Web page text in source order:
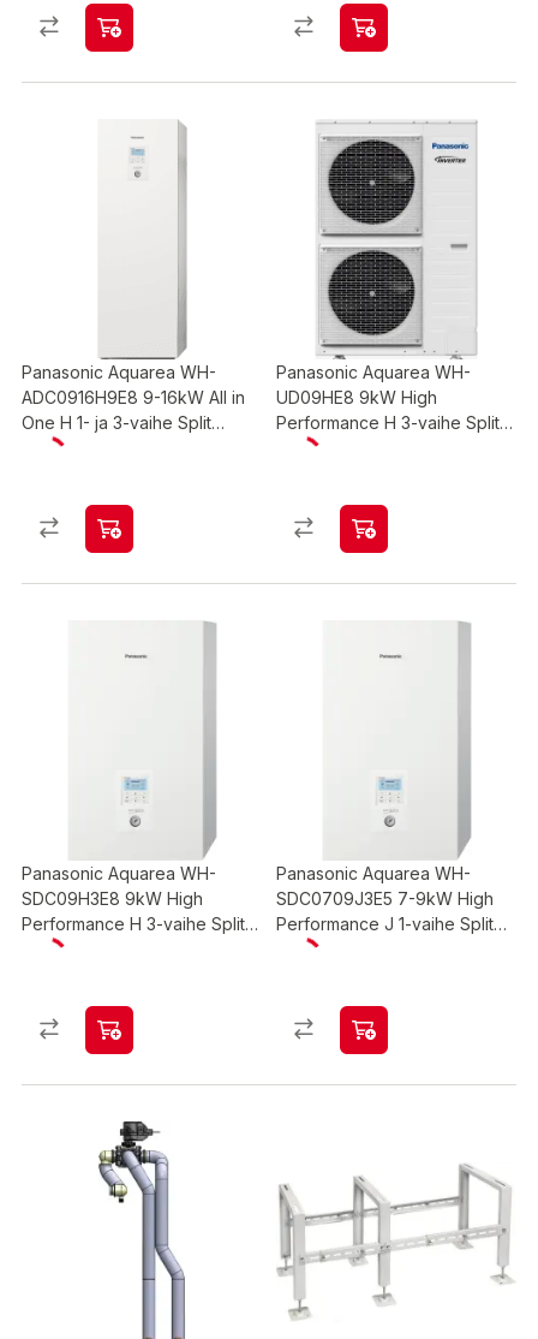
Panasonic Aquarea WH-
ADC0916H9E8 9-16kW All in
One H 1- ja 3-vaihe Split
ilmavesilämpöpumppu 185L
Panasonic Aquarea WH-
UD09HE8 9kW High
Performance H 3-vaihe Split
ilmavesilämpöpumppu
Panasonic Aquarea WH-
SDC09H3E8 9kW High
Performance H 3-vaihe Split
ilmavesilämpöpumppu Bi-Bloc
Panasonic Aquarea WH-
SDC0709J3E5 7-9kW High
Performance J 1-vaihe Split
ilmavesilämpöpumppu Bi-Bloc